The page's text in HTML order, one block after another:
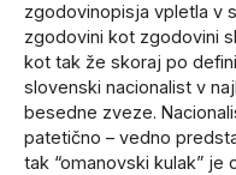
zgodovinopisja vpletla v
zgodovini kot zgodovini
kot tak že skoraj po
slovenski nacionalist v
besedne zveze.
patetično – vedno
tak “omanovski kulak” je